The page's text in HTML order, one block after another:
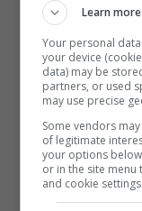
Learn more
Your personal
your device
data) may be
partners, or used
may use precise
Some vendors
of legitimate
your options
or in the site
and cookie settings.